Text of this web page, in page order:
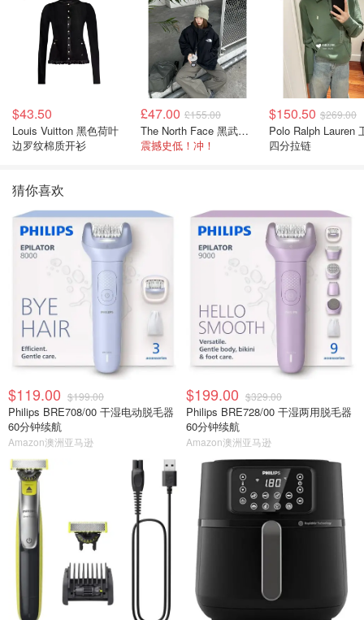
$43.50
Louis Vuitton 黑色荷叶
边罗纹棉质开衫
£47.00 £155.00
The North Face 黑武士冲锋衣
震撼史低！冲！
$150.50 $269.00
Polo Ralph Lauren 卫衣
四分拉链
猜你喜欢
$119.00 $199.00
Philips BRE708/00 干湿电动脱毛器
60分钟续航
Amazon澳洲亚马逊
$199.00 $329.00
Philips BRE728/00 干湿两用脱毛器
60分钟续航
Amazon澳洲亚马逊